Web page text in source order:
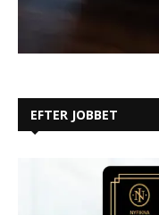
EFTER JOBBET